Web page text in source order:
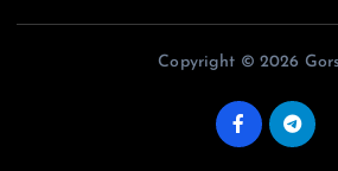
Copyright © 2026